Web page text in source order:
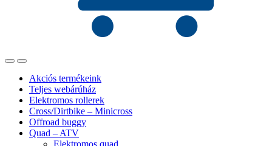
Akciós termékeink
Teljes webárúház
Elektromos rollerek
Cross/Dirtbike – Minicross
Offroad buggy
Quad – ATV
Elektromos quad